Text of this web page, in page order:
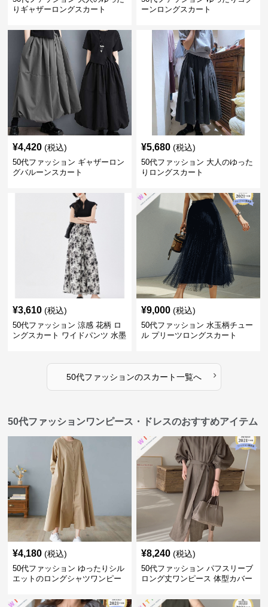
りギャザーロングスカート
ーンロングスカート
¥4,420 (税込)
50代ファッション ギャザーロン
グバルーンスカート
¥5,680 (税込)
50代ファッション 大人のゆった
りロングスカート
¥3,610 (税込)
50代ファッション 涼感 花柄 ロ
ングスカート ワイドパンツ 水墨
¥9,000 (税込)
50代ファッション 水玉柄チュー
ル プリーツロングスカート
50代ファッションのスカート一覧へ ›
50代ファッションワンピース・ドレスのおすすめアイテム
¥4,180 (税込)
50代ファッション ゆったりシル
エットのロングシャツワンピー
¥8,240 (税込)
50代ファッション パフスリーブ
ロング丈ワンピース 体型カバー